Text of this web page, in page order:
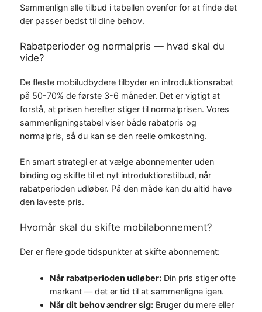
Sammenlign alle tilbud i tabellen ovenfor for at finde det
der passer bedst til dine behov.
Rabatperioder og normalpris — hvad skal du
vide?
De fleste mobiludbydere tilbyder en introduktionsrabat
på 50-70% de første 3-6 måneder. Det er vigtigt at
forstå, at prisen herefter stiger til normalprisen. Vores
sammenligningstabel viser både rabatpris og
normalpris, så du kan se den reelle omkostning.
En smart strategi er at vælge abonnementer uden
binding og skifte til et nyt introduktionstilbud, når
rabatperioden udløber. På den måde kan du altid have
den laveste pris.
Hvornår skal du skifte mobilabonnement?
Der er flere gode tidspunkter at skifte abonnement:
Når rabatperioden udløber: Din pris stiger ofte
markant — det er tid til at sammenligne igen.
Når dit behov ændrer sig: Bruger du mere eller